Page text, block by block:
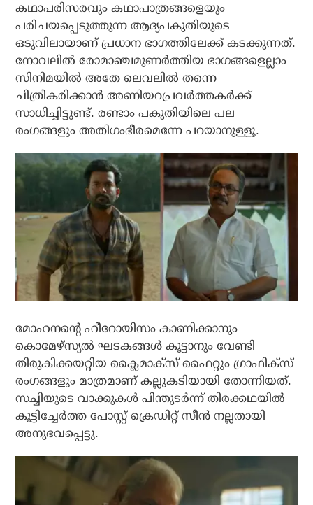
കഥാപരിസരവും കഥാപാത്രങ്ങളെയും
പരിചയപ്പെടുത്തുന്ന ആദ്യപകുതിയുടെ
ഒടുവിലായാണ് പ്രധാന ഭാഗത്തിലേക്ക് കടക്കുന്നത്.
നോവലില്‍ രോമാഞ്ചമുണര്‍ത്തിയ ഭാഗങ്ങളെല്ലാം
സിനിമയില്‍ അതേ ലെവലില്‍ തന്നെ
ചിത്രീകരിക്കാന്‍ അണിയറപ്രവര്‍ത്തകര്‍ക്ക്
സാധിച്ചിട്ടുണ്ട്. രണ്ടാം പകുതിയിലെ പല
രംഗങ്ങളും അതിഗംഭീരമെന്നേ പറയാനുള്ളൂ.
മോഹനന്റെ ഹീറോയിസം കാണിക്കാനും
കൊമേഴ്‌സ്യല്‍ ഘടകങ്ങള്‍ കൂട്ടാനും വേണ്ടി
തിരുകിക്കയറ്റിയ ക്ലൈമാക്‌സ് ഫൈറ്റും ഗ്രാഫിക്‌സ്
രംഗങ്ങളും മാത്രമാണ് കല്ലുകടിയായി തോന്നിയത്.
സച്ചിയുടെ വാക്കുകള്‍ പിന്തുടര്‍ന്ന് തിരക്കഥയില്‍
കൂട്ടിച്ചേര്‍ത്ത പോസ്റ്റ് ക്രെഡിറ്റ് സീന്‍ നല്ലതായി
അനുഭവപ്പെട്ടു.